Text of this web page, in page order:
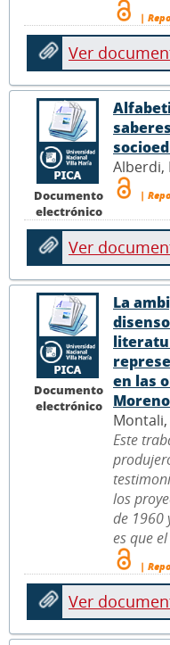
|
Ver
Documento
electrónico
Alberdi,
|
Ver
Documento
electrónico
La
en las
Montali,
Este
los
de 1960
es que
|
Ver